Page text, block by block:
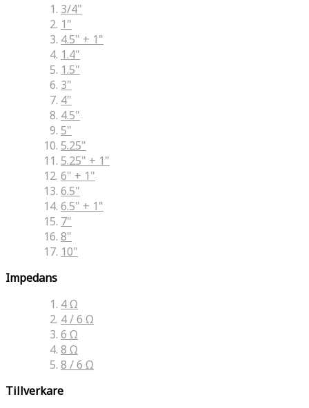
3/4"
1"
4.5" + 1"
1.4"
1.5"
3"
4"
4.5"
5"
5.25"
5.25" + 1"
6" + 1"
6.5"
6.5" + 1"
7"
8"
10"
Impedans
4 Ω
4 / 6 Ω
6 Ω
8 Ω
8 / 6 Ω
Tillverkare